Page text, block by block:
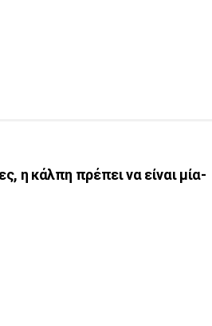
η κάλπη πρέπει να είναι μία-